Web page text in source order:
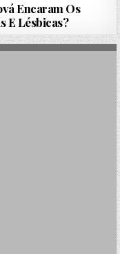
Encaram Os
E Lésbicas?